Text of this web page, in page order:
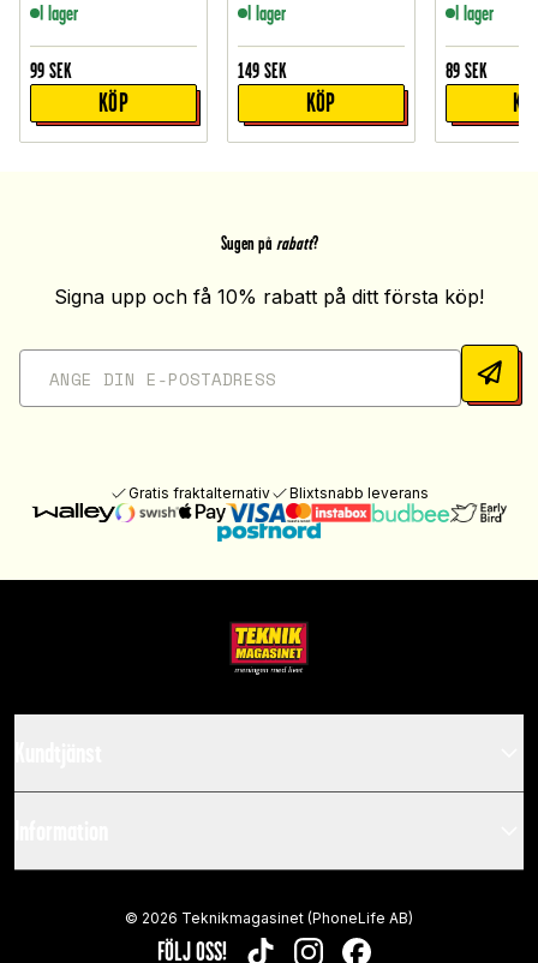
I lager
99 SEK
KÖP
I lager
149 SEK
KÖP
I lager
89 SEK
Sugen på rabatt?
Signa upp och få 10% rabatt på ditt första köp!
Gratis fraktalternativ Blixtsnabb leverans
FÖLJ OSS!
© 2026 Teknikmagasinet (PhoneLife AB)